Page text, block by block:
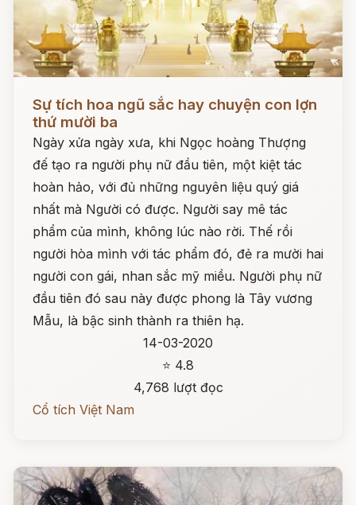
Sự tích hoa ngũ sắc hay chuyện con lợn
thứ mười ba
Ngày xửa ngày xưa, khi Ngọc hoàng Thượng
đế tạo ra người phụ nữ đầu tiên, một kiệt tác
hoàn hảo, với đủ những nguyên liệu quý giá
nhất mà Người có được. Người say mê tác
phẩm của mình, không lúc nào rời. Thế rồi
người hòa mình với tác phẩm đó, đẻ ra mười hai
người con gái, nhan sắc mỹ miều. Người phụ nữ
đầu tiên đó sau này được phong là Tây vương
Mẫu, là bậc sinh thành ra thiên hạ.
14-03-2020
⭐ 4.8
4,768 lượt đọc
Cổ tích Việt Nam